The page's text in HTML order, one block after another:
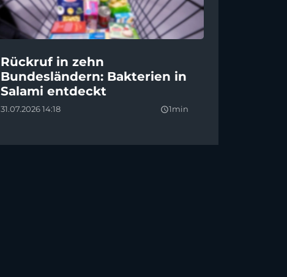
Rückruf in zehn
Bundesländern: Bakterien in
Salami entdeckt
31.07.2026 14:18 query_builder1min